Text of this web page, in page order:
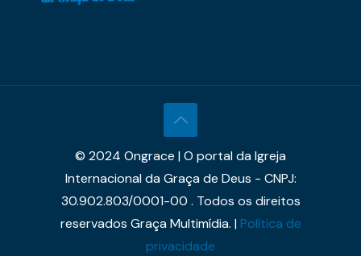
© 2024 Ongrace | O portal da Igreja
Internacional da Graça de Deus - CNPJ:
30.902.803/0001-00 . Todos os direitos
reservados Graça Multimídia. |Política de
privacidade